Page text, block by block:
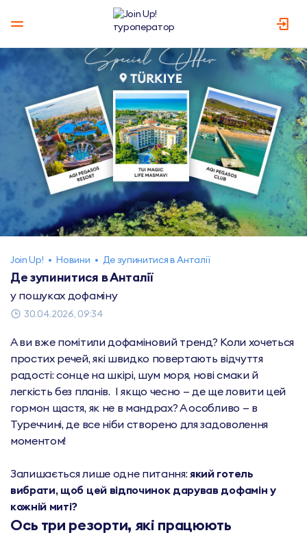
Join Up! • Новини • Де зупинитися в Анталії
Де зупинитися в Анталії
у пошуках дофаміну
30.04.2026, 09:34
А ви вже помітили дофаміновий тренд? Коли хочеться
простих речей, які швидко повертають відчуття
радості: сонце на шкірі, шум моря, нові смаки й
легкість без планів. І якщо чесно — де ще ловити цей
гормон щастя, як не в мандрах? А особливо — в
Туреччині, де все ніби створено для задоволення
моментом!
Залишається лише одне питання:який готель
вибрати, щоб цей відпочинок дарував дофамін у
кожній миті?
Ось три резорти, які працюють